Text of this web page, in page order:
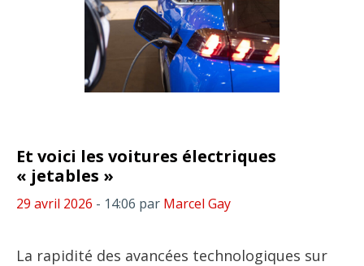
Et voici les voitures électriques
« jetables »
29 avril 2026 - 14:06 par Marcel Gay
La rapidité des avancées technologiques sur